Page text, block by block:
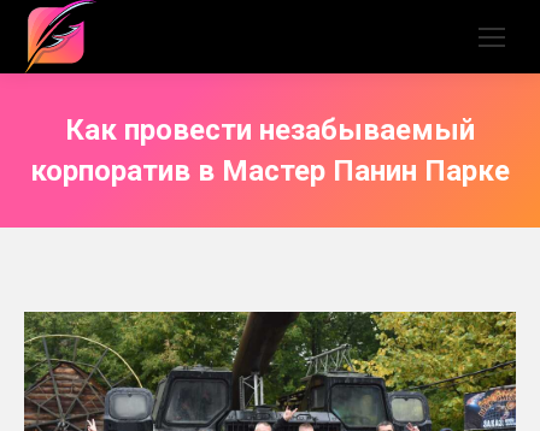
Как провести незабываемый
корпоратив в Мастер Панин Парке